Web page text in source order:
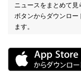
ニュースをまとめて見
ボタンからダウンロー
ます。